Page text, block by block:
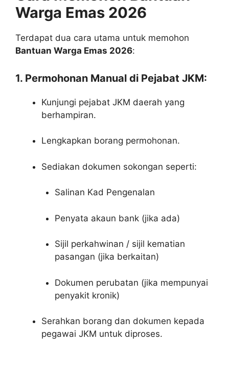
Warga Emas 2026
Terdapat dua cara utama untuk memohon
Bantuan Warga Emas 2026:
1. Permohonan Manual di Pejabat JKM:
Kunjungi pejabat JKM daerah yang
berhampiran.
Lengkapkan borang permohonan.
Sediakan dokumen sokongan seperti:
Salinan Kad Pengenalan
Penyata akaun bank (jika ada)
Sijil perkahwinan / sijil kematian
pasangan (jika berkaitan)
Dokumen perubatan (jika mempunyai
penyakit kronik)
Serahkan borang dan dokumen kepada
pegawai JKM untuk diproses.